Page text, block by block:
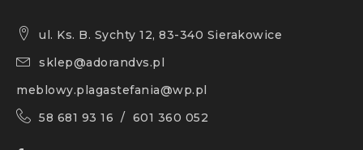
ul. Ks. B. Sychty 12, 83-340 Sierakowice
sklep@adorandvs.pl
meblowy.plagastefania@wp.pl
58 681 93 16 / 601 360 052